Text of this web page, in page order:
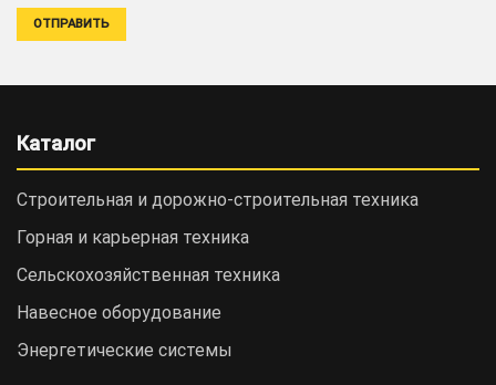
Каталог
Строительная и дорожно-cтроительная техника
Горная и карьерная техника
Сельскохозяйственная техника
Навесное оборудование
Энергетические системы